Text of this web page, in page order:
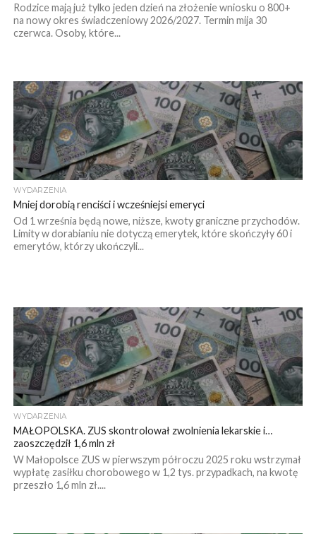
Rodzice mają już tylko jeden dzień na złożenie wniosku o 800+
na nowy okres świadczeniowy 2026/2027. Termin mija 30
czerwca. Osoby, które...
WYDARZENIA
Mniej dorobią renciści i wcześniejsi emeryci
Od 1 września będą nowe, niższe, kwoty graniczne przychodów.
Limity w dorabianiu nie dotyczą emerytek, które skończyły 60 i
emerytów, którzy ukończyli...
WYDARZENIA
MAŁOPOLSKA. ZUS skontrolował zwolnienia lekarskie i…
zaoszczędził 1,6 mln zł
W Małopolsce ZUS w pierwszym półroczu 2025 roku wstrzymał
wypłatę zasiłku chorobowego w 1,2 tys. przypadkach, na kwotę
przeszło 1,6 mln zł....